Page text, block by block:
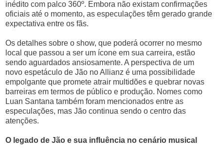
inédito com palco 360º. Embora não existam confirmações
oficiais até o momento, as especulações têm gerado grande
expectativa entre os fãs.
Os detalhes sobre o show, que poderá ocorrer no mesmo
local que passou a ser um ícone em sua carreira, estão
sendo aguardados ansiosamente. A perspectiva de um
novo espetáculo de Jão no Allianz é uma possibilidade
empolgante que promete atrair multidões e quebrar novas
barreiras em termos de público e produção. Nomes como
Luan Santana também foram mencionados entre as
especulações, mas Jão continua sendo o centro das
atenções.
O legado de Jão e sua influência no cenário musical